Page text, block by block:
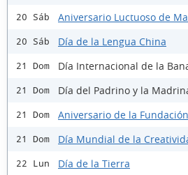
20 Sáb Aniversario Luctuoso de
20 Sáb Día de la Lengua China
21 Dom Día Internacional de la
21 Dom Día del Padrino y la
21 Dom Aniversario de la
21 Dom Día Mundial de la
22 Lun Día de la Tierra